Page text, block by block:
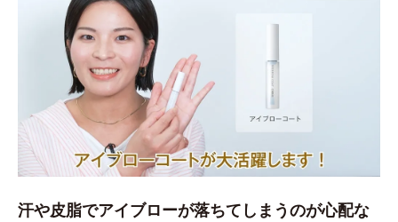
汗や皮脂でアイブローが落ちてしまうのが心配な